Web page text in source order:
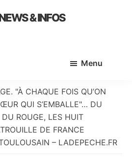
& INFOS
Menu
"À CHAQUE FOIS QU’ON
QUI S’EMBALLE"… DU
ROUGE, LES HUIT
DE FRANCE
– LADEPECHE.FR